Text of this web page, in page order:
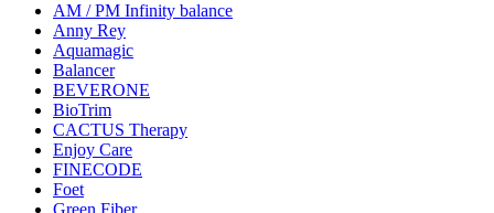
AM / PM Infinity balance
Anny Rey
Aquamagic
Balancer
BEVERONE
BioTrim
CACTUS Therapy
Enjoy Care
FINECODE
Foet
Green Fiber